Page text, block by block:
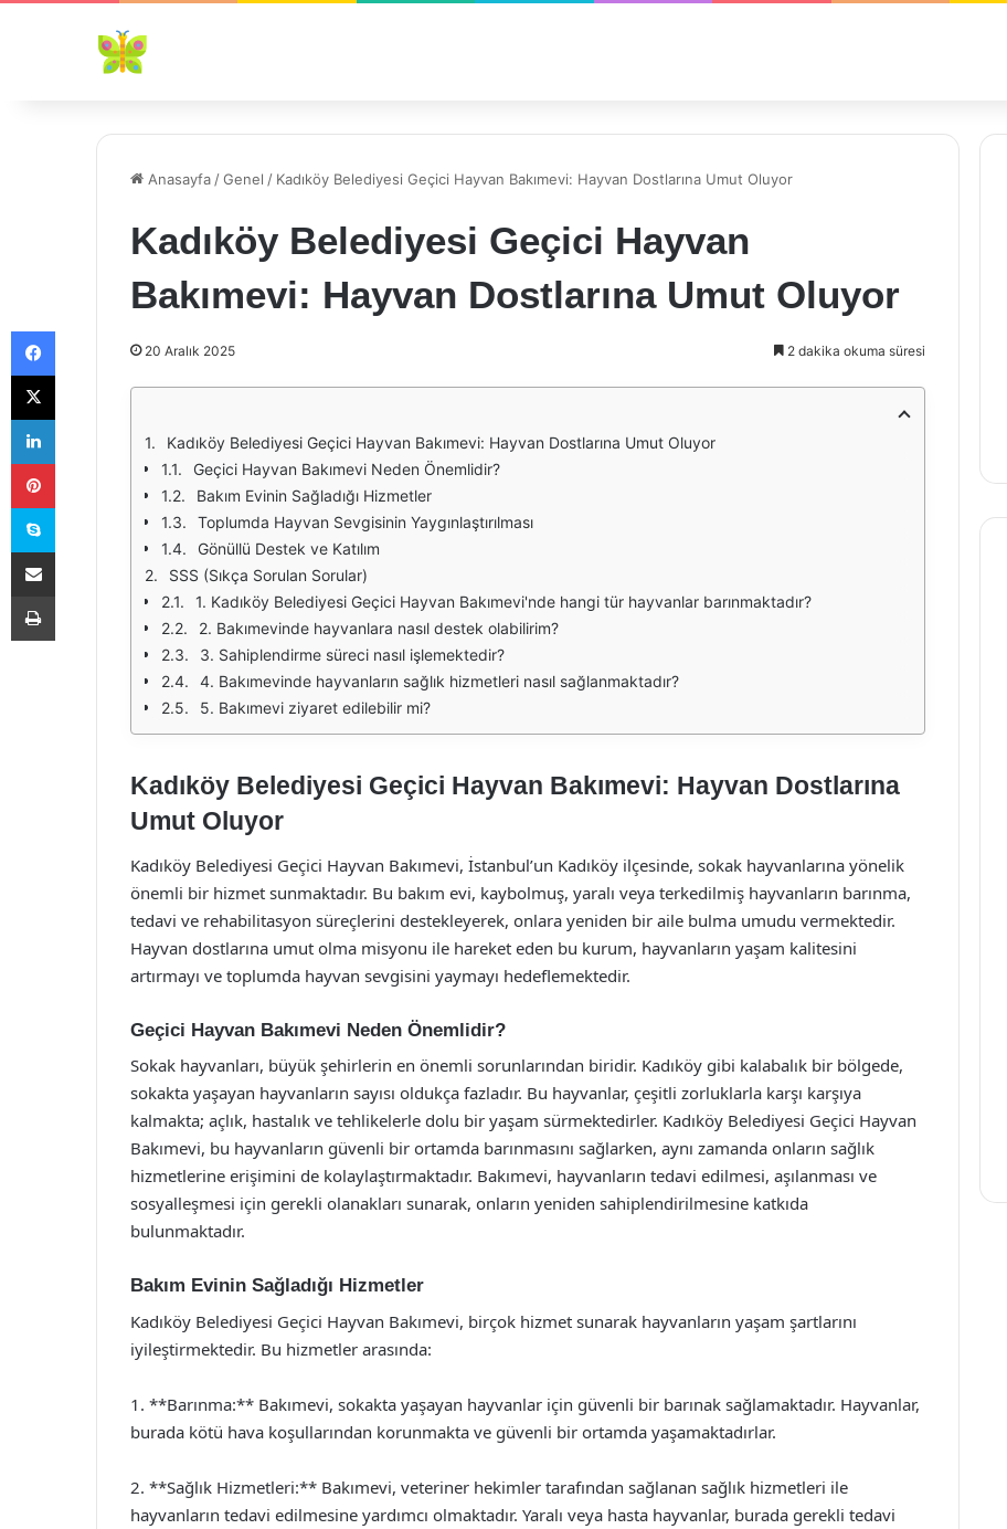
Anasayfa /Genel / Kadıköy Belediyesi Geçici Hayvan Bakımevi: Hayvan Dostlarına Umut Oluyor
Kadıköy Belediyesi Geçici Hayvan
Bakımevi: Hayvan Dostlarına Umut Oluyor
20 Aralık 2025 2 dakika okuma süresi
Kadıköy Belediyesi Geçici Hayvan Bakımevi: Hayvan Dostlarına Umut Oluyor
Geçici Hayvan Bakımevi Neden Önemlidir?
Bakım Evinin Sağladığı Hizmetler
Toplumda Hayvan Sevgisinin Yaygınlaştırılması
Gönüllü Destek ve Katılım
SSS (Sıkça Sorulan Sorular)
1. Kadıköy Belediyesi Geçici Hayvan Bakımevi'nde hangi tür hayvanlar barınmaktadır?
2. Bakımevinde hayvanlara nasıl destek olabilirim?
3. Sahiplendirme süreci nasıl işlemektedir?
4. Bakımevinde hayvanların sağlık hizmetleri nasıl sağlanmaktadır?
5. Bakımevi ziyaret edilebilir mi?
Kadıköy Belediyesi Geçici Hayvan Bakımevi: Hayvan Dostlarına
Umut Oluyor
Kadıköy Belediyesi Geçici Hayvan Bakımevi, İstanbul’un Kadıköy ilçesinde, sokak hayvanlarına yönelik
önemli bir hizmet sunmaktadır. Bu bakım evi, kaybolmuş, yaralı veya terkedilmiş hayvanların barınma,
tedavi ve rehabilitasyon süreçlerini destekleyerek, onlara yeniden bir aile bulma umudu vermektedir.
Hayvan dostlarına umut olma misyonu ile hareket eden bu kurum, hayvanların yaşam kalitesini
artırmayı ve toplumda hayvan sevgisini yaymayı hedeflemektedir.
Geçici Hayvan Bakımevi Neden Önemlidir?
Sokak hayvanları, büyük şehirlerin en önemli sorunlarından biridir. Kadıköy gibi kalabalık bir bölgede,
sokakta yaşayan hayvanların sayısı oldukça fazladır. Bu hayvanlar, çeşitli zorluklarla karşı karşıya
kalmakta; açlık, hastalık ve tehlikelerle dolu bir yaşam sürmektedirler. Kadıköy Belediyesi Geçici Hayvan
Bakımevi, bu hayvanların güvenli bir ortamda barınmasını sağlarken, aynı zamanda onların sağlık
hizmetlerine erişimini de kolaylaştırmaktadır. Bakımevi, hayvanların tedavi edilmesi, aşılanması ve
sosyalleşmesi için gerekli olanakları sunarak, onların yeniden sahiplendirilmesine katkıda
bulunmaktadır.
Bakım Evinin Sağladığı Hizmetler
Kadıköy Belediyesi Geçici Hayvan Bakımevi, birçok hizmet sunarak hayvanların yaşam şartlarını
iyileştirmektedir. Bu hizmetler arasında:
1. **Barınma:** Bakımevi, sokakta yaşayan hayvanlar için güvenli bir barınak sağlamaktadır. Hayvanlar,
burada kötü hava koşullarından korunmakta ve güvenli bir ortamda yaşamaktadırlar.
2. **Sağlık Hizmetleri:** Bakımevi, veteriner hekimler tarafından sağlanan sağlık hizmetleri ile
hayvanların tedavi edilmesine yardımcı olmaktadır. Yaralı veya hasta hayvanlar, burada gerekli tedavi
Facebook
X
LinkedIn
Pinterest
Skype
E-Posta ile paylaş